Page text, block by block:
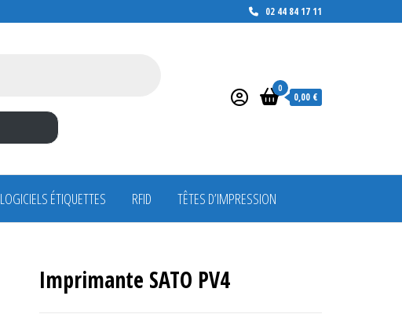
02 44 84 17 11
0
0,00 €
LOGICIELS ÉTIQUETTES RFID TÊTES D’IMPRESSION
Imprimante SATO PV4